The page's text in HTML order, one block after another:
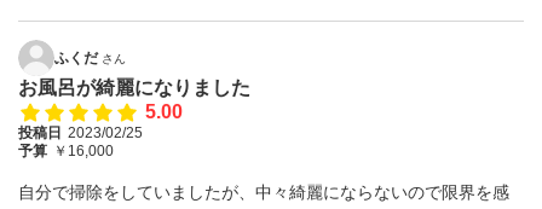
ふくだ さん
お風呂が綺麗になりました
5.00
投稿日 2023/02/25
予算 ￥16,000
自分で掃除をしていましたが、中々綺麗にならないので限界を感